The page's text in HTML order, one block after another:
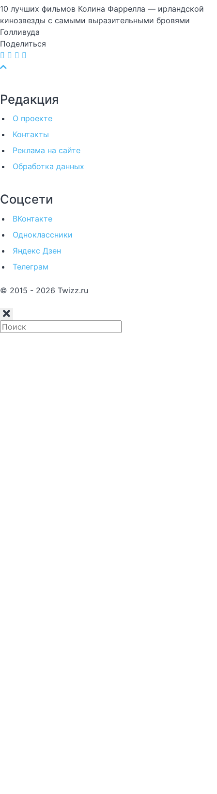
10 лучших фильмов Колина Фаррелла — ирландской
кинозвезды с самыми выразительными бровями
Голливуда
Поделиться
Редакция
О проекте
Контакты
Реклама на сайте
Обработка данных
Соцсети
ВКонтакте
Одноклассники
Яндекс Дзен
Телеграм
© 2015 - 2026 Twizz.ru